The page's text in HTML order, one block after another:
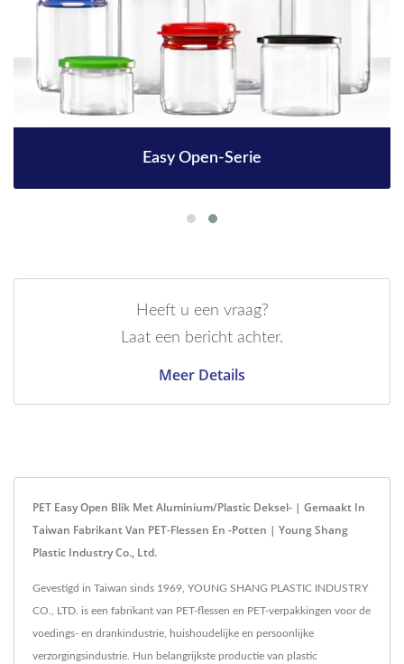
Easy Open-Serie
Heeft u een vraag?
Laat een bericht achter.
Meer Details
PET Easy Open Blik Met Aluminium/Plastic Deksel- | Gemaakt In
Taiwan Fabrikant Van PET-Flessen En -potten | Young Shang
Plastic Industry Co., Ltd.
Gevestigd in Taiwan sinds 1969, YOUNG SHANG PLASTIC INDUSTRY
CO., LTD. is een fabrikant van PET-flessen en PET-verpakkingen voor de
voedings- en drankindustrie, huishoudelijke en persoonlijke
verzorgingsindustrie. Hun belangrijkste productie van plastic